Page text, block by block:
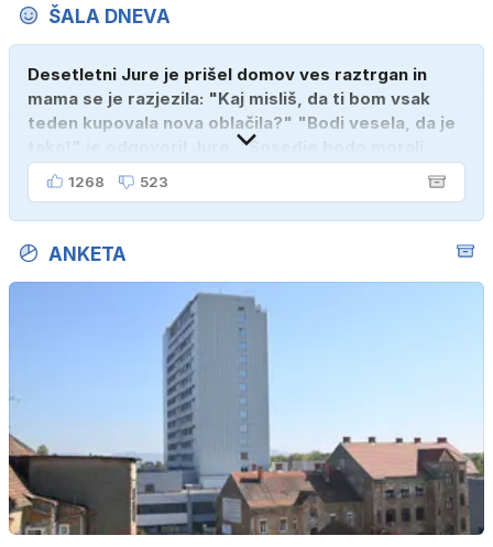
ŠALA DNEVA
Desetletni Jure je prišel domov ves raztrgan in
mama se je razjezila: "Kaj misliš, da ti bom vsak
teden kupovala nova oblačila?" "Bodi vesela, da je
tako!" je odgovoril Jure. "Sosedje bodo morali
kupiti novega sina, tako sem ga prebutal!"
1268 523
ANKETA